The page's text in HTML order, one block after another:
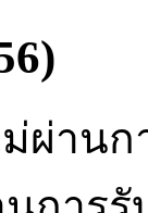
ผ่านก